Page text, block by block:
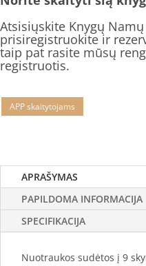
Atsisiųskite Knygų
prisiregistruokite ir
taip pat rasite mūsų
registruotis.
APP skaitytojams
APRAŠYMAS
PAPILDOMA INFORMACIJA
SPECIFIKACIJA
Nuotraukos sudėtos į 9